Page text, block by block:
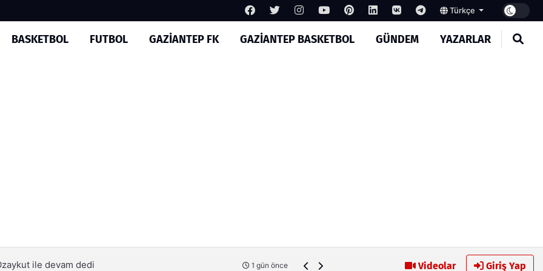
Türkçe
BASKETBOL FUTBOL GAZİANTEP FK GAZİANTEP BASKETBOL GÜNDEM YAZARLAR
yapılıyor 1 gün önce Memik Yılmaz, Gaziantep FK için kesenin ağzını açtı
Videolar Giriş Yap